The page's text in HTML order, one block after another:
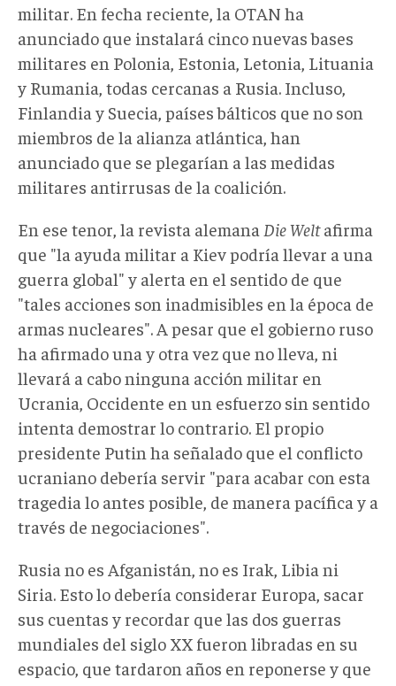
militar. En fecha reciente, la OTAN ha
anunciado que instalará cinco nuevas bases
militares en Polonia, Estonia, Letonia, Lituania
y Rumania, todas cercanas a Rusia. Incluso,
Finlandia y Suecia, países bálticos que no son
miembros de la alianza atlántica, han
anunciado que se plegarían a las medidas
militares antirrusas de la coalición.
En ese tenor, la revista alemana Die Weltafirma
que "la ayuda militar a Kiev podría llevar a una
guerra global" y alerta en el sentido de que
"tales acciones son inadmisibles en la época de
armas nucleares". A pesar que el gobierno ruso
ha afirmado una y otra vez que no lleva, ni
llevará a cabo ninguna acción militar en
Ucrania, Occidente en un esfuerzo sin sentido
intenta demostrar lo contrario. El propio
presidente Putin ha señalado que el conflicto
ucraniano debería servir "para acabar con esta
tragedia lo antes posible, de manera pacífica y a
través de negociaciones".
Rusia no es Afganistán, no es Irak, Libia ni
Siria. Esto lo debería considerar Europa, sacar
sus cuentas y recordar que las dos guerras
mundiales del siglo XX fueron libradas en su
espacio, que tardaron años en reponerse y que